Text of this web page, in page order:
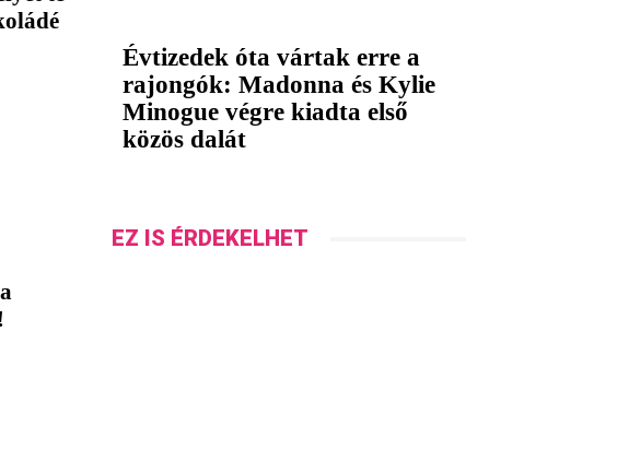
Évtizedek óta vártak erre a
rajongók: Madonna és Kylie
Minogue végre kiadta első
közös dalát
EZ IS ÉRDEKELHET